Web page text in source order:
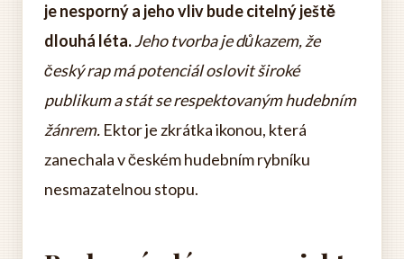
je nesporný a jeho vliv bude citelný ještě
dlouhá léta.Jeho tvorba je důkazem, že
český rap má potenciál oslovit široké
publikum a stát se respektovaným hudebním
žánrem. Ektor je zkrátka ikonou, která
zanechala v českém hudebním rybníku
nesmazatelnou stopu.